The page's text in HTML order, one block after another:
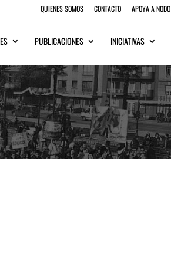
QUIENES SOMOS CONTACTO APOYA A NODO
PUBLICACIONES INICIATIVAS